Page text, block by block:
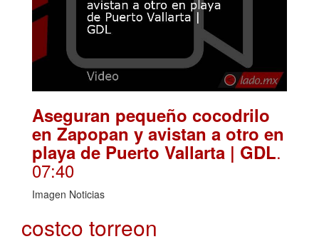
Aseguran pequeño cocodrilo
en Zapopan y avistan a otro en
playa de Puerto Vallarta | GDL.
07:40
Imagen Noticias
costco torreon